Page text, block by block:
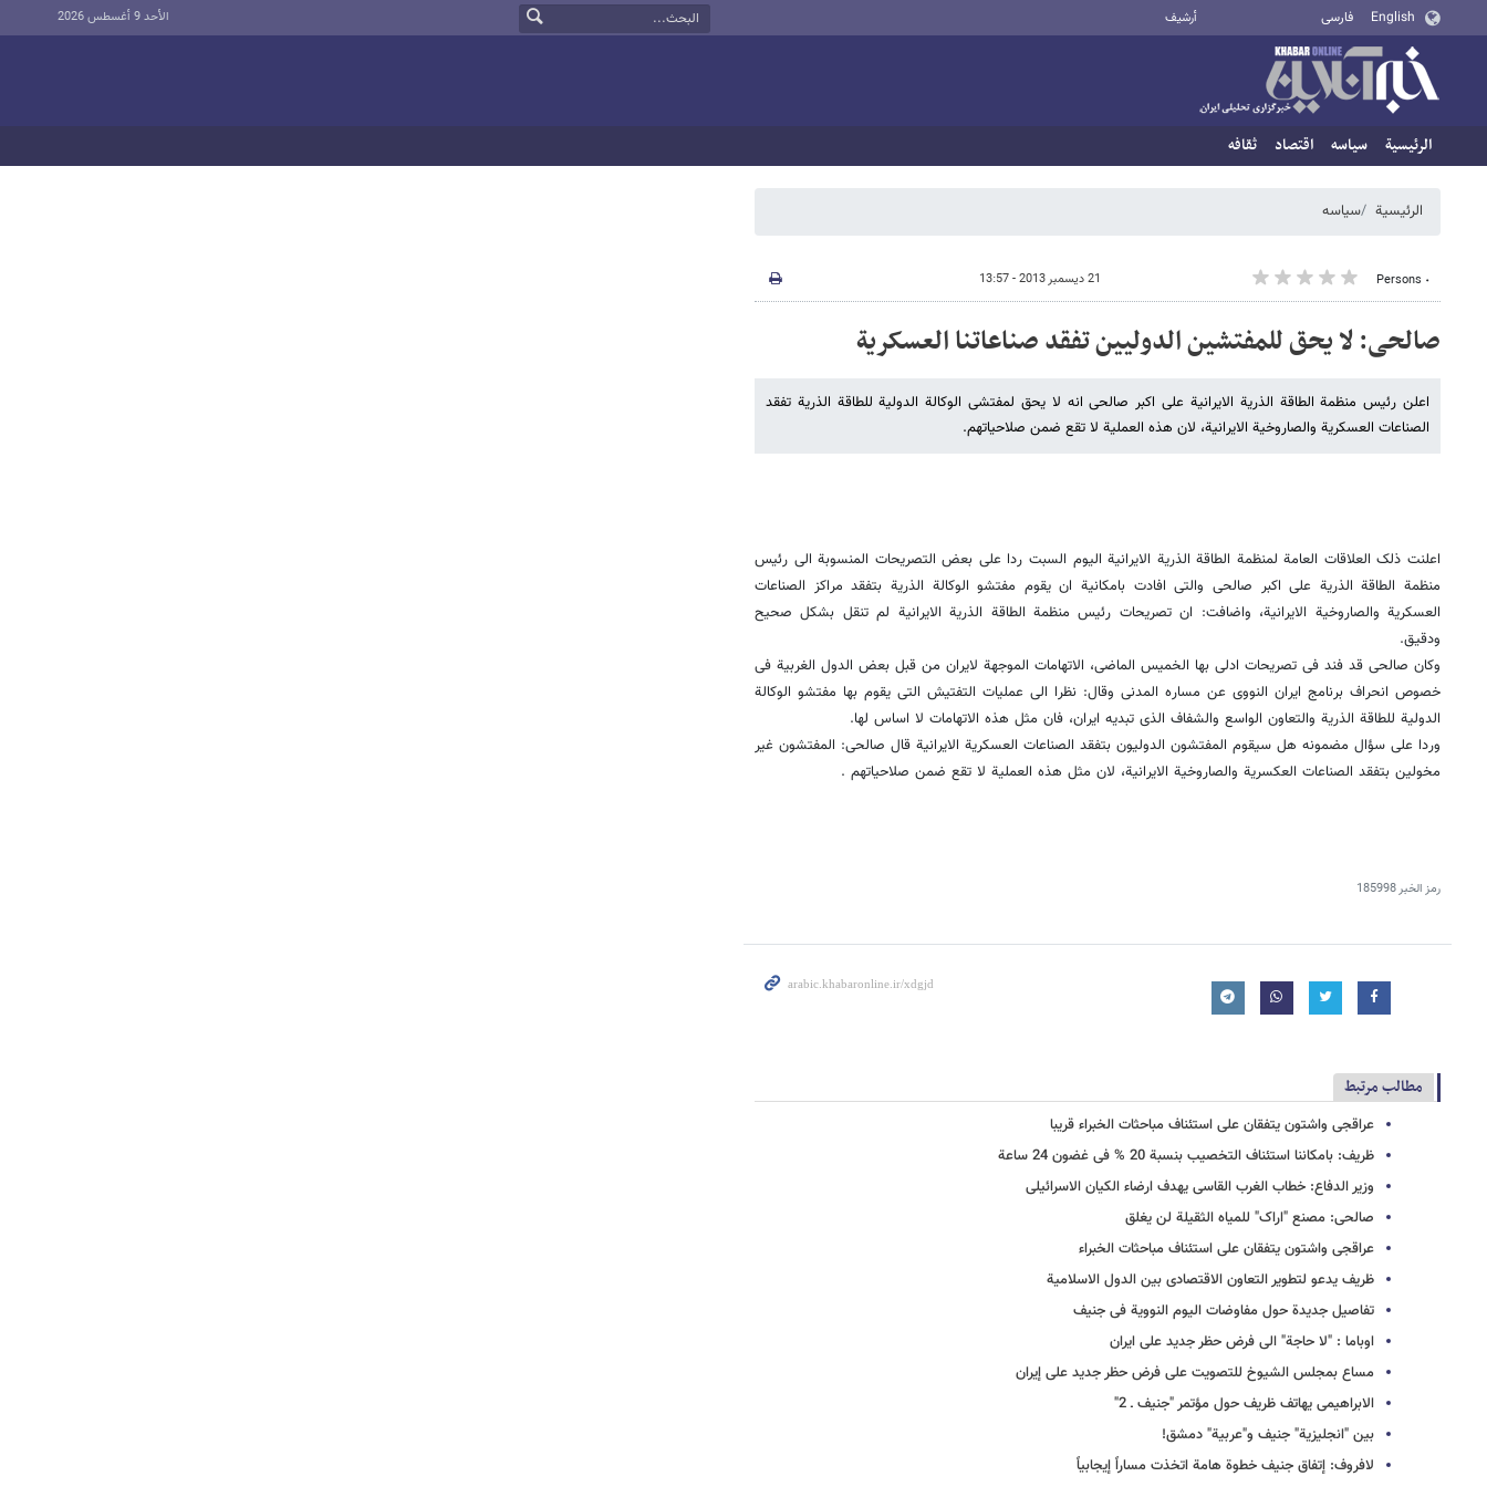
English فارسی أرشيف الأحد 9 أغسطس 2026
الرئيسية سیاسه اقتصاد ثقافه
الرئيسية سیاسه
٠ Persons 21 ديسمبر 2013 - 13:57
صالحی: لا یحق للمفتشین الدولیین تفقد صناعاتنا العسکریة
اعلن رئیس منظمة الطاقة الذریة الایرانیة على اکبر صالحی انه لا یحق لمفتشی الوکالة الدولیة للطاقة الذریة تفقد
الصناعات العسکریة والصاروخیة الایرانیة، لان هذه العملیة لا تقع ضمن صلاحیاتهم.
اعلنت ذلک العلاقات العامة لمنظمة الطاقة الذریة الایرانیة الیوم السبت ردا على بعض التصریحات المنسوبة الى رئیس
منظمة الطاقة الذریة علی اکبر صالحی والتی افادت بامکانیة ان یقوم مفتشو الوکالة الذریة بتفقد مراکز الصناعات
العسکریة والصاروخیة الایرانیة، واضافت: ان تصریحات رئیس منظمة الطاقة الذریة الایرانیة لم تنقل بشکل صحیح
ودقیق.
وکان صالحی قد فند فی تصریحات ادلى بها الخمیس الماضی، الاتهامات الموجهة لایران من قبل بعض الدول الغربیة فی
خصوص انحراف برنامج ایران النووی عن مساره المدنی وقال: نظرا الى عملیات التفتیش التی یقوم بها مفتشو الوکالة
الدولیة للطاقة الذریة والتعاون الواسع والشفاف الذی تبدیه ایران، فان مثل هذه الاتهامات لا اساس لها.
وردا على سؤال مضمونه هل سیقوم المفتشون الدولیون بتفقد الصناعات العسکریة الایرانیة قال صالحی: المفتشون غیر
مخولین بتفقد الصناعات العکسریة والصاروخیة الایرانیة، لان مثل هذه العملیة لا تقع ضمن صلاحیاتهم .
رمز الخبر185998
مطالب مرتبط
عراقجی واشتون یتفقان على استئناف مباحثات الخبراء قریبا
ظریف: بامکاننا استئناف التخصیب بنسبة 20 % فی غضون 24 ساعة
وزیر الدفاع: خطاب الغرب القاسی یهدف ارضاء الکیان الاسرائیلی
صالحی: مصنع "اراک" للمیاه الثقیلة لن یغلق
عراقجی واشتون یتفقان على استئناف مباحثات الخبراء
ظریف یدعو لتطویر التعاون الاقتصادی بین الدول الاسلامیة
تفاصیل جدیدة حول مفاوضات الیوم النوویة فی جنیف
اوباما : "لا حاجة" الى فرض حظر جدید على ایران
مساع بمجلس الشیوخ للتصویت على فرض حظر جدید على إیران
الابراهیمی یهاتف ظریف حول مؤتمر "جنیف ـ 2"
بین "انجلیزیة" جنیف و"عربیة" دمشق!
لافروف: إتفاق جنیف خطوة هامة اتخذت مساراً إیجابیاً